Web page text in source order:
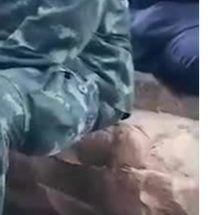
មីនផ្ទុះទៀតនឹងផ្ទុះ